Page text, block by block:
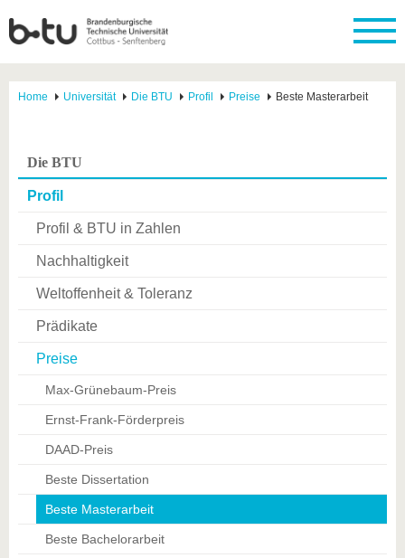
Home Universität Die BTU Profil Preise Beste Masterarbeit
Die BTU
Profil
Profil & BTU in Zahlen
Nachhaltigkeit
Weltoffenheit & Toleranz
Prädikate
Preise
Max-Grünebaum-Preis
Ernst-Frank-Förderpreis
DAAD-Preis
Beste Dissertation
Beste Masterarbeit
Beste Bachelorarbeit